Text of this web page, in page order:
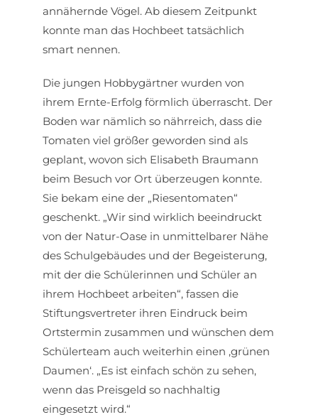
annähernde Vögel. Ab diesem Zeitpunkt
konnte man das Hochbeet tatsächlich
smart nennen.
Die jungen Hobbygärtner wurden von
ihrem Ernte-Erfolg förmlich überrascht. Der
Boden war nämlich so nährreich, dass die
Tomaten viel größer geworden sind als
geplant, wovon sich Elisabeth Braumann
beim Besuch vor Ort überzeugen konnte.
Sie bekam eine der „Riesentomaten“
geschenkt. „Wir sind wirklich beeindruckt
von der Natur-Oase in unmittelbarer Nähe
des Schulgebäudes und der Begeisterung,
mit der die Schülerinnen und Schüler an
ihrem Hochbeet arbeiten“, fassen die
Stiftungsvertreter ihren Eindruck beim
Ortstermin zusammen und wünschen dem
Schülerteam auch weiterhin einen ‚grünen
Daumen‘. „Es ist einfach schön zu sehen,
wenn das Preisgeld so nachhaltig
eingesetzt wird.“